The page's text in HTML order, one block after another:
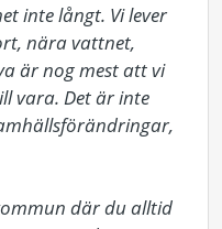
inte långt. Vi lever
nära vattnet,
är nog mest att vi
vara. Det är inte
där du alltid